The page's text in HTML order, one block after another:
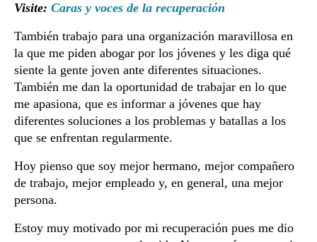
Visite: Caras y voces de la recuperación
También trabajo para una organización maravillosa en
la que me piden abogar por los jóvenes y les diga qué
siente la gente joven ante diferentes situaciones.
También me dan la oportunidad de trabajar en lo que
me apasiona, que es informar a jóvenes que hay
diferentes soluciones a los problemas y batallas a los
que se enfrentan regularmente.
Hoy pienso que soy mejor hermano, mejor compañero
de trabajo, mejor empleado y, en general, una mejor
persona.
Estoy muy motivado por mi recuperación pues me dio